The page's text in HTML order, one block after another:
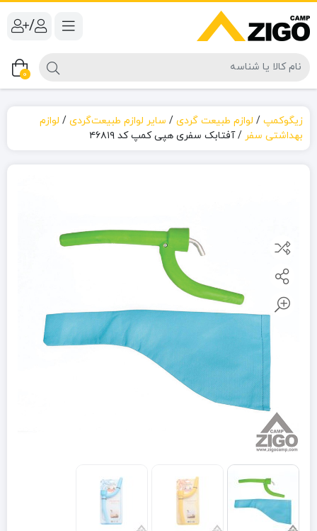
/
0
زیگوکمپ / لوازم طبیعت گردی / سایر لوازم طبیعت‌گردی / لوازم
بهداشتی سفر /آفتابک سفری هپی کمپ کد ۴۶۸۱۹